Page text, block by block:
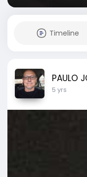
Timeline
PAULO
5 yrs